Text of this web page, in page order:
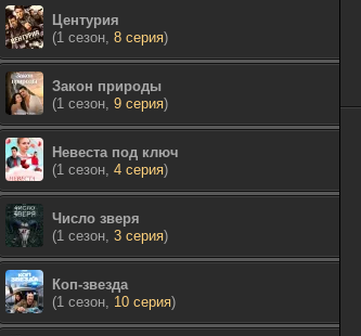
Центурия
(1 сезон, 8 серия)
Закон природы
(1 сезон, 9 серия)
Невеста под ключ
(1 сезон, 4 серия)
Число зверя
(1 сезон, 3 серия)
Коп-звезда
(1 сезон, 10 серия)